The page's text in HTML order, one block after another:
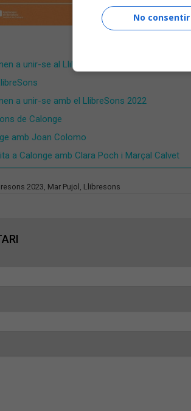
a unir-se al LlibreSons 2023
a unir-se amb el LlibreSons 2022
de Calonge
amb Joan Colomo
a Calonge amb Clara Poch i Marçal Calvet
2023 Mar Pujol Llibresons
No consentir